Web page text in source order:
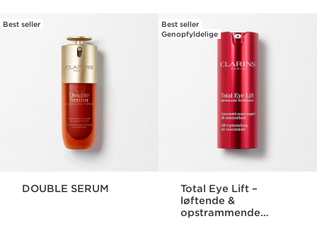
Best seller
DOUBLE SERUM
Best seller
Genopfyldelige
Total Eye Lift –
løftende &
opstrammende